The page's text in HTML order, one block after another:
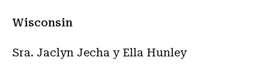
Wisconsin
Sra. Jaclyn Jecha y Ella Hunley